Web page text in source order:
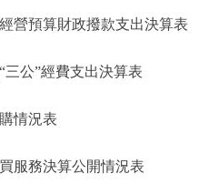
查
況
京
預算財政撥款支出決算表
公”經費支出決算表
情況表
務決算公開情況表